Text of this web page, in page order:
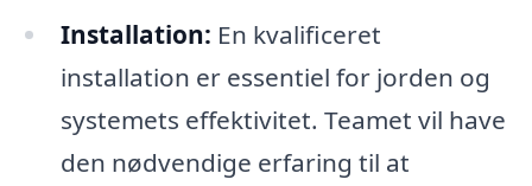
Installation: En kvalificeret
installation er essentiel for jorden og
systemets effektivitet. Teamet vil have
den nødvendige erfaring til at